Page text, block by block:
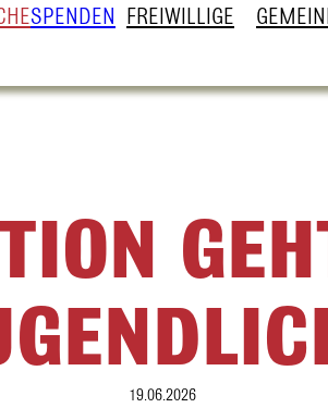
SPENDEN FREIWILLIGE
19.06.2026